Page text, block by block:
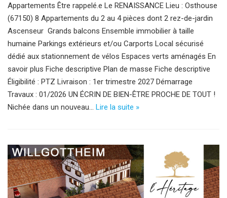
Appartements Être rappelé.e Le RENAISSANCE Lieu : Osthouse
(67150) 8 Appartements du 2 au 4 pièces dont 2 rez-de-jardin
Ascenseur Grands balcons Ensemble immobilier à taille
humaine Parkings extérieurs et/ou Carports Local sécurisé
dédié aux stationnement de vélos Espaces verts aménagés En
savoir plus Fiche descriptive Plan de masse Fiche descriptive
Éligibilité : PTZ Livraison : 1er trimestre 2027 Démarrage
Travaux : 01/2026 UN ÉCRIN DE BIEN-ÊTRE PROCHE DE TOUT !
Nichée dans un nouveau… Lire la suite »